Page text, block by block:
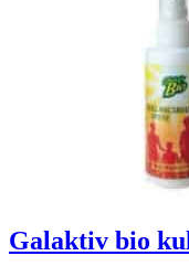
Galaktiv bio